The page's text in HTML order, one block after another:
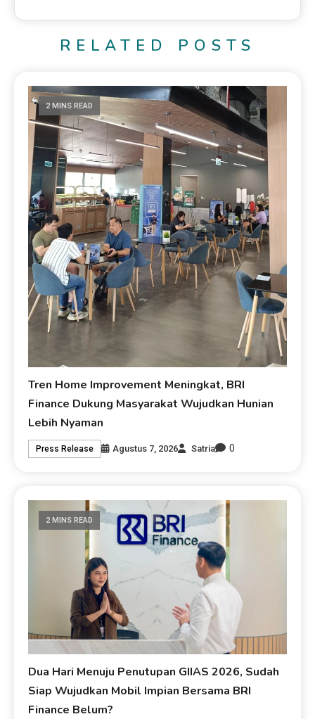
RELATED POSTS
2 MINS READ
Tren Home Improvement Meningkat, BRI
Finance Dukung Masyarakat Wujudkan Hunian
Lebih Nyaman
Press Release Agustus 7, 2026 Satria 0
2 MINS READ
Dua Hari Menuju Penutupan GIIAS 2026, Sudah
Siap Wujudkan Mobil Impian Bersama BRI
Finance Belum?